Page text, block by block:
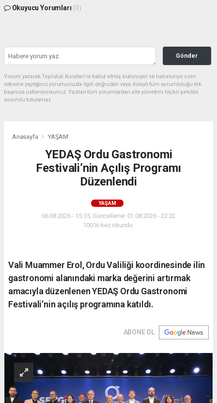
Okuyucu Yorumları (0)
Gönder
Yorum yazarak Topluluk Kuralları’nı kabul etmiş bulunuyor ve haberunye.com
sitesine yaptığınız yorumunuzla ilgili doğrudan veya dolaylı tüm sorumluluğu tek
başınıza üstleniyorsunuz. Yazılan tüm yorumlardan site yönetimi hiçbir şekilde
sorumlu tutulamaz.
Anasayfa YAŞAM
YEDAŞ Ordu Gastronomi
Festivali’nin Açılış Programı
Düzenlendi
YAŞAM
06.08.2026 - 15:35, Güncelleme: 01.08.2026 - 22:22
10016 kez okundu.
Vali Muammer Erol, Ordu Valiliği koordinesinde ilin
gastronomi alanındaki marka değerini artırmak
amacıyla düzenlenen YEDAŞ Ordu Gastronomi
Festivali’nin açılış programına katıldı.
ABONE OL